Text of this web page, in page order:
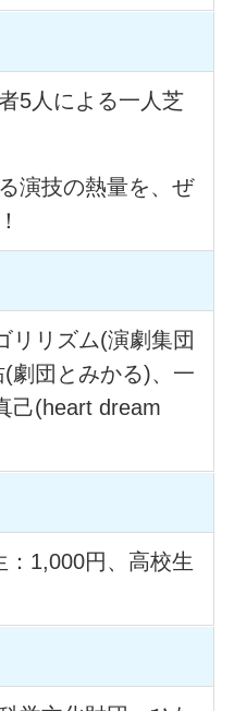
5人による一人芝
演技の熱量を、ぜ
リリズム(演劇集団
(劇団とみかる)、一
己(heart dream
1,000円、高校生